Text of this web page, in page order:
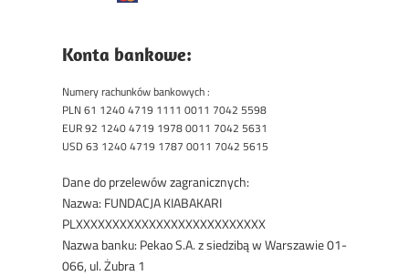
Konta bankowe:
Numery rachunków bankowych :
PLN 61 1240 4719 1111 0011 7042 5598
EUR 92 1240 4719 1978 0011 7042 5631
USD 63 1240 4719 1787 0011 7042 5615
Dane do przelewów zagranicznych:
Nazwa: FUNDACJA KIABAKARI
PLXXXXXXXXXXXXXXXXXXXXXXXXXX
Nazwa banku: Pekao S.A. z siedzibą w Warszawie 01-
066, ul. Żubra 1